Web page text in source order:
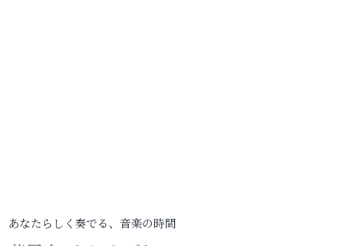
あなたらしく奏でる、音楽の時間